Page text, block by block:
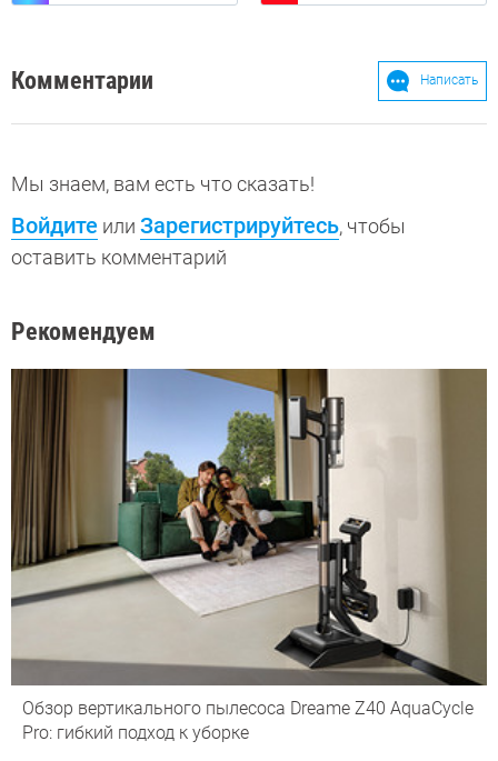
Комментарии Написать
Мы знаем, вам есть что сказать!
Войдите или Зарегистрируйтесь, чтобы
оставить комментарий
Рекомендуем
Обзор вертикального пылесоса Dreame Z40 AquaCycle
Pro: гибкий подход к уборке